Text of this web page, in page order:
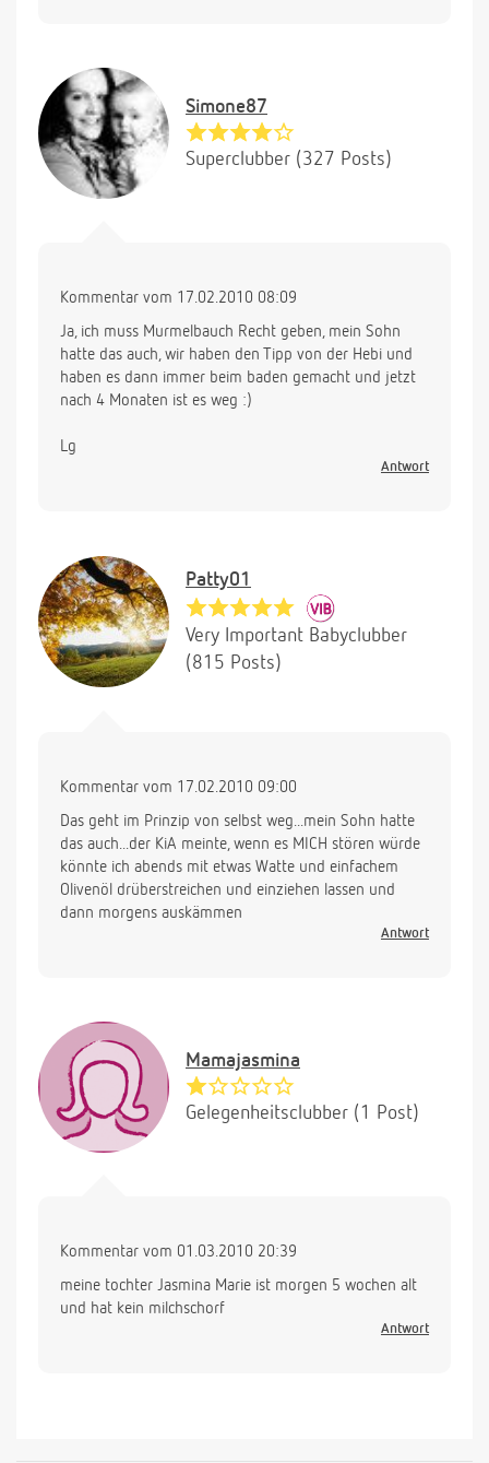
Simone87
Superclubber (327 Posts)
Kommentar vom 17.02.2010 08:09
Ja, ich muss Murmelbauch Recht geben, mein Sohn
hatte das auch, wir haben den Tipp von der Hebi und
haben es dann immer beim baden gemacht und jetzt
nach 4 Monaten ist es weg :)
Lg
Antwort
Patty01
Very Important Babyclubber
(815 Posts)
Kommentar vom 17.02.2010 09:00
Das geht im Prinzip von selbst weg...mein Sohn hatte
das auch...der KiA meinte, wenn es MICH stören würde
könnte ich abends mit etwas Watte und einfachem
Olivenöl drüberstreichen und einziehen lassen und
dann morgens auskämmen
Antwort
Mamajasmina
Gelegenheitsclubber (1 Post)
Kommentar vom 01.03.2010 20:39
meine tochter Jasmina Marie ist morgen 5 wochen alt
und hat kein milchschorf
Antwort